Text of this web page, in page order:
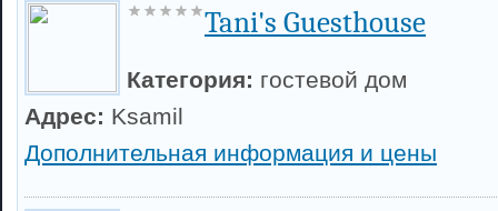
Tani's Guesthouse
Категория: гостевой дом
Адрес: Ksamil
Дополнительная информация и цены